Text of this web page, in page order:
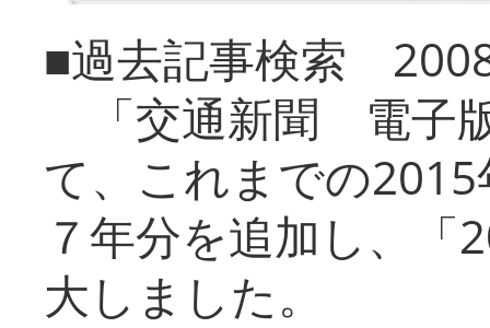
■過去記事検索
「交通新聞 電子
て、これまでの
７年分を追加し、「
大しまし